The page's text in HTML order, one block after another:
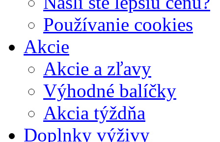
Používanie cookies
Akcie
Akcie a zľavy
Výhodné balíčky
Akcia týždňa
Doplnky výživy